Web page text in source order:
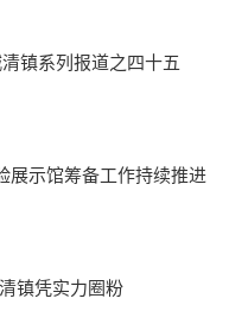
镇系列报道之四十五
示馆筹备工作持续推进
镇凭实力圈粉